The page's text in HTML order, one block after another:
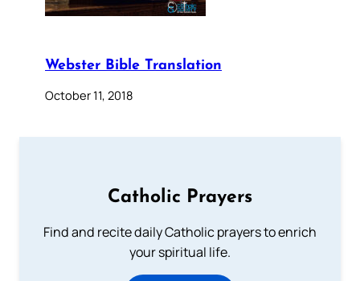
Webster Bible Translation
October 11, 2018
Catholic Prayers
Find and recite daily Catholic prayers to enrich
your spiritual life.